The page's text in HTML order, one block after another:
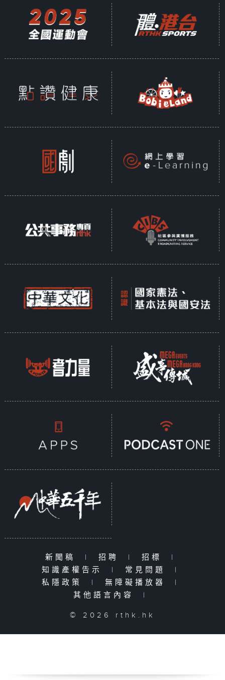
新聞稿 | 招聘 | 招標
|
知識產權告示
| 常見問題
|
私隱政策
| 無障礙播放器
|
其他語言內容
|
© 2026 rthk.hk